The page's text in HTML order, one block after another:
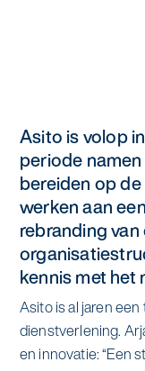
Vloermeester
alle
Zorg
Kennisbank
Contact
Wij werken voor
Duurzaamheid
Innovatie & Asito
Asito is volop
periode
bereiden op
werken aan
rebranding
kennis met het
Asito is al jaren
dienstverlening.
en innovatie: “Een